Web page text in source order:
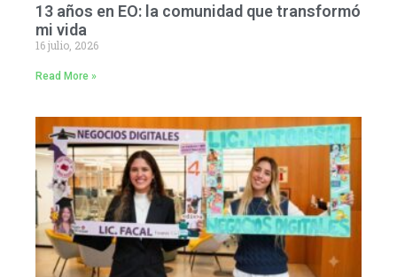
13 años en EO: la comunidad que transformó
mi vida
16 julio, 2026
Read More »